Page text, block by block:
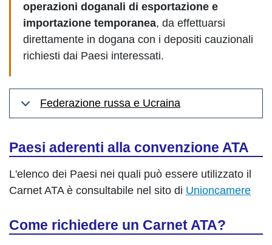
operazioni doganali di esportazione e
importazione temporanea, da effettuarsi
direttamente in dogana con i depositi cauzionali
richiesti dai Paesi interessati.
Federazione russa e Ucraina
Paesi aderenti alla convenzione ATA
L'elenco dei Paesi nei quali può essere utilizzato il
Carnet ATA è consultabile nel sito di Unioncamere
Come richiedere un Carnet ATA?